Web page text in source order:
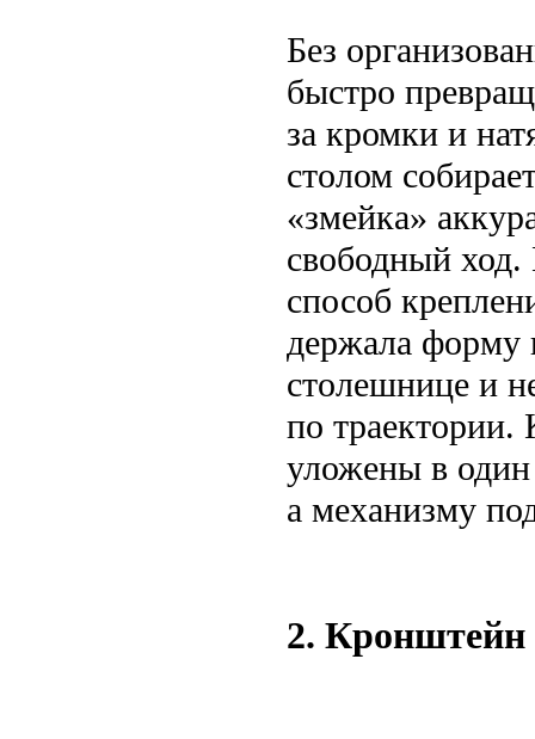
Без
быстро
за кромки и
столом
«змейка»
свободный
способ
держала форму
столешнице и
по траектории.
уложены в один
а механизму
2. Кронштейн